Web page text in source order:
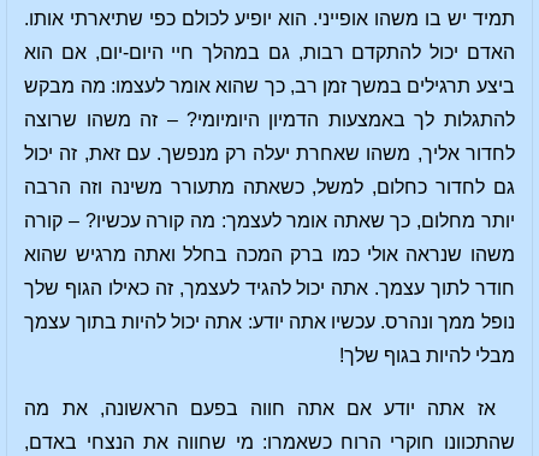
תמיד יש בו משהו אופייני. הוא יופיע לכולם כפי שתיארתי אותו.
האדם יכול להתקדם רבות, גם במהלך חיי היום-יום, אם הוא
ביצע תרגילים במשך זמן רב, כך שהוא אומר לעצמו: מה מבקש
להתגלות לך באמצעות הדמיון היומיומי? – זה משהו שרוצה
לחדור אליך, משהו שאחרת יעלה רק מנפשך. עם זאת, זה יכול
גם לחדור כחלום, למשל, כשאתה מתעורר משינה וזה הרבה
יותר מחלום, כך שאתה אומר לעצמך: מה קורה עכשיו? – קורה
משהו שנראה אולי כמו ברק המכה בחלל ואתה מרגיש שהוא
חודר לתוך עצמך. אתה יכול להגיד לעצמך, זה כאילו הגוף שלך
נופל ממך ונהרס. עכשיו אתה יודע: אתה יכול להיות בתוך עצמך
מבלי להיות בגוף שלך!
אז אתה יודע אם אתה חווה בפעם הראשונה, את מה
שהתכוונו חוקרי הרוח כשאמרו: מי שחווה את הנצחי באדם,